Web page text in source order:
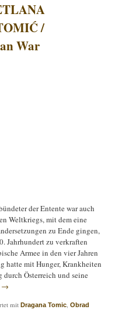
/
War
der Entente war auch
Weltkriegs, mit dem eine
zu Ende gingen,
Jahrhundert zu verkraften
Armee in den vier Jahren
hatte mit Hunger, Krankheiten
Österreich und seine
→
mit Dragana Tomic ,Obrad